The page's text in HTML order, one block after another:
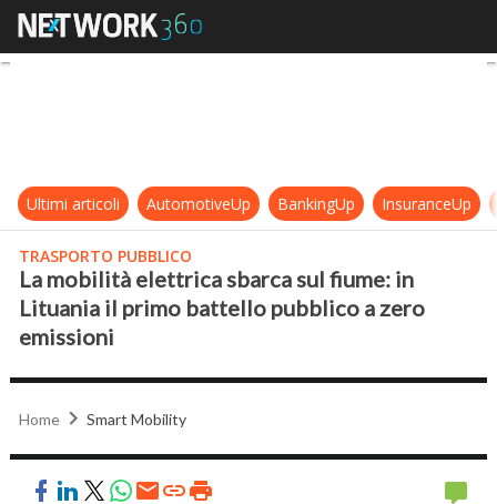
La mobilità elettrica sbarca sul
Ultimi articoli AutomotiveUp BankingUp InsuranceUp
TRASPORTO PUBBLICO
La mobilità elettrica sbarca sul fiume: in
Lituania il primo battello pubblico a zero
emissioni
Home Smart Mobility